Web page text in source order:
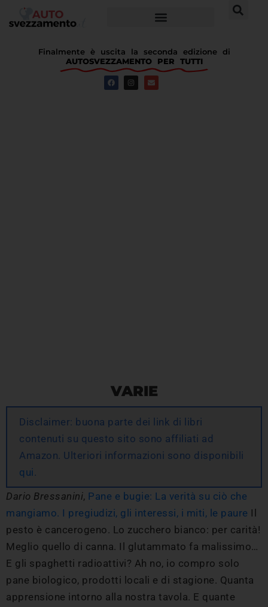
Finalmente è uscita la seconda edizione di
AUTOSVEZZAMENTO PER TUTTI
VARIE
Disclaimer: buona parte dei link di libri
contenuti su questo sito sono affiliati ad
Amazon. Ulteriori informazioni sono disponibili
qui .
Dario Bressanini, Pane e bugie: La verità su ciò che
mangiamo. I pregiudizi, gli interessi, i miti, le paure Il
pesto è cancerogeno. Lo zucchero bianco: per carità!
Meglio quello di canna. Il glutammato fa malissimo…
E gli spaghetti radioattivi? Ah no, io compro solo
pane biologico, prodotti locali e di stagione. Quanta
apprensione intorno alla nostra tavola. E quante